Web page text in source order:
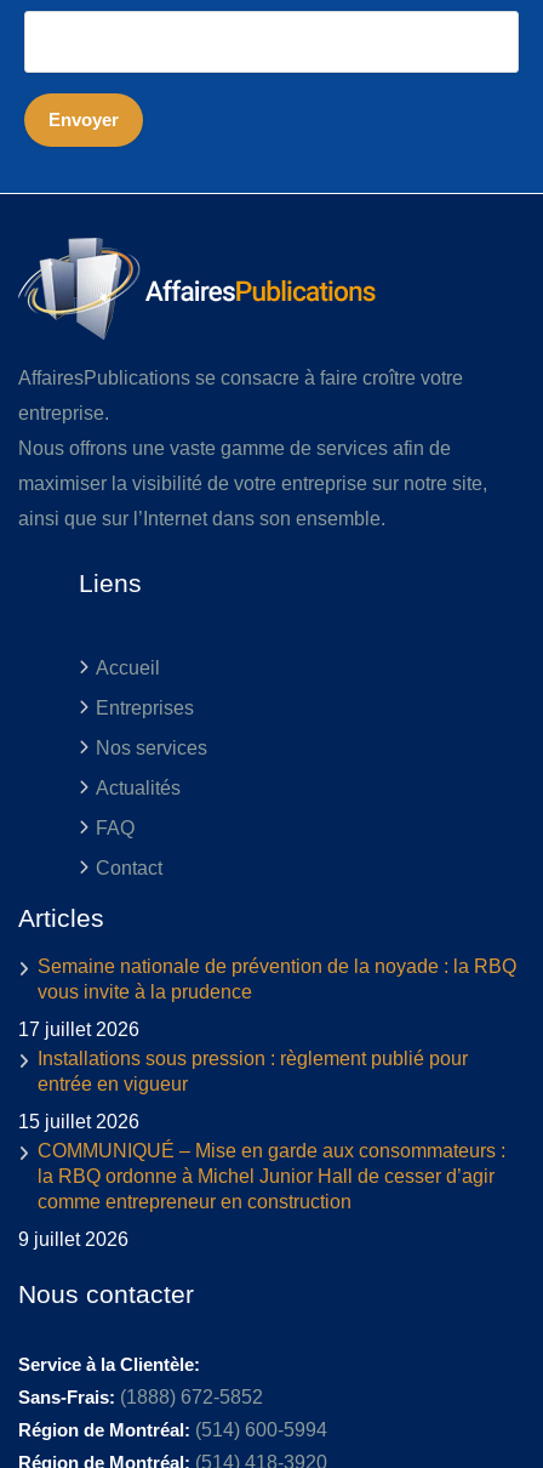
AffairesPublications se consacre à faire croître votre
entreprise.
Nous offrons une vaste gamme de services afin de
maximiser la visibilité de votre entreprise sur notre site,
ainsi que sur l’Internet dans son ensemble.
Liens
Accueil
Entreprises
Nos services
Actualités
FAQ
Contact
Articles
Semaine nationale de prévention de la noyade : la RBQ
vous invite à la prudence
17 juillet 2026
Installations sous pression : règlement publié pour
entrée en vigueur
15 juillet 2026
COMMUNIQUÉ – Mise en garde aux consommateurs :
la RBQ ordonne à Michel Junior Hall de cesser d’agir
comme entrepreneur en construction
9 juillet 2026
Nous contacter
Service à la Clientèle:
Sans-Frais: (1888) 672-5852
Région de Montréal: (514) 600-5994
Région de Montréal: (514) 418-3920